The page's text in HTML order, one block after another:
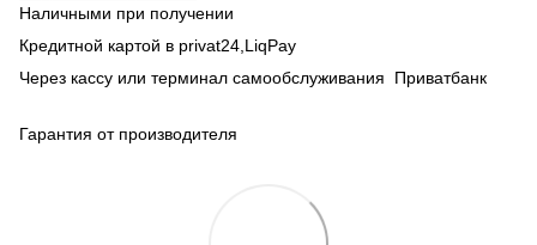
Наличными при получении
Кредитной картой в privat24,LiqPay
Через кассу или терминал самообслуживания Приватбанк
Гарантия от производителя